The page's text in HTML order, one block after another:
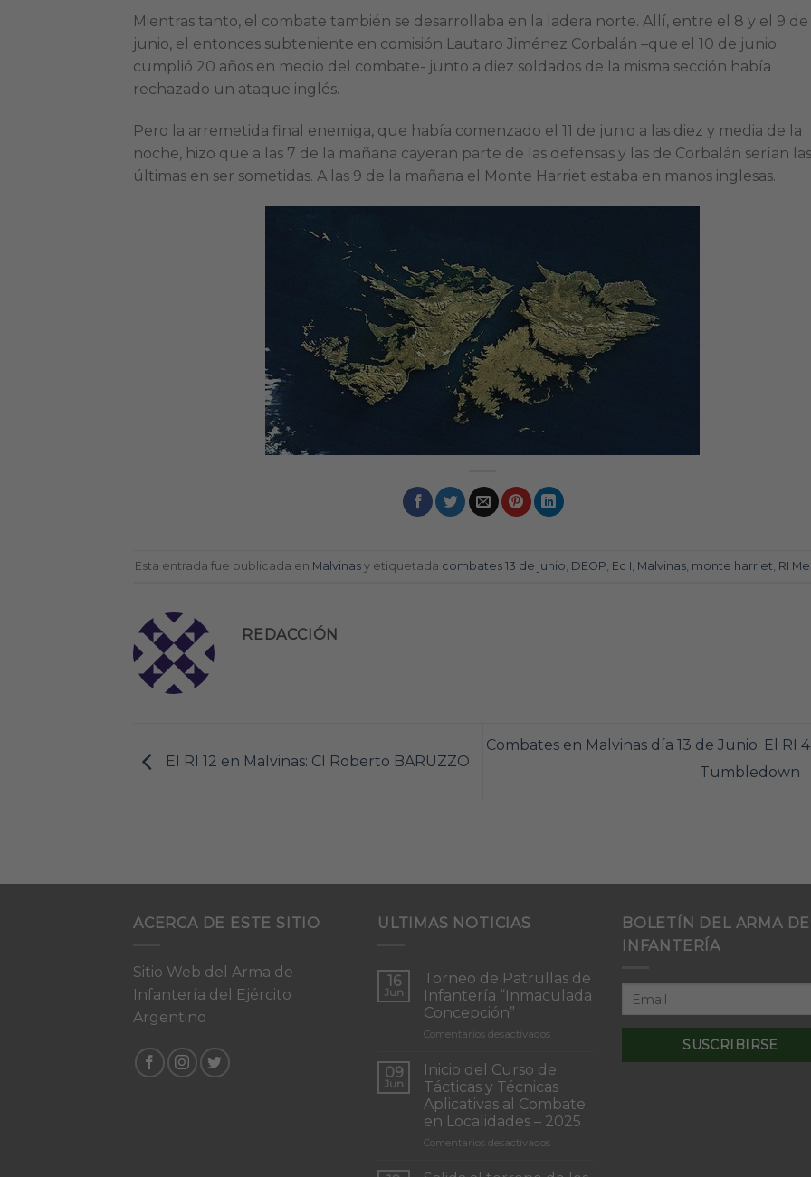
Mientras tanto, el combate también se desarrollaba en la ladera norte. Allí, entre el 8 y el 9 de
junio, el entonces subteniente en comisión Lautaro Jiménez Corbalán –que el 10 de junio
cumplió 20 años en medio del combate- junto a diez soldados de la misma sección había
rechazado un ataque inglés.
Pero la arremetida final enemiga, que había comenzado el 11 de junio a las diez y media de la
noche, hizo que a las 7 de la mañana cayeran parte de las defensas y las de Corbalán serían las
últimas en ser sometidas. A las 9 de la mañana el Monte Harriet estaba en manos inglesas.
Esta entrada fue publicada en Malvinas y etiquetada combates 13 de junio DEOP Ec I Malvinas monte harriet RI
REDACCIÓN
El RI 12 en Malvinas: CI Roberto BARUZZO
Combates en Malvinas día 13 de Junio: El RI
Tumbledown
ACERCA DE ESTE SITIO
Sitio Web del Arma de
Infantería del Ejército
Argentino
ULTIMAS NOTICIAS
16
Jun
Torneo de Patrullas de
Infantería “Inmaculada
Concepción”
Comentarios desactivadosen
de
de
Infantería
“Inmaculada
09
Jun
Inicio del Curso de
Tácticas y Técnicas
Aplicativas al Combate
en Localidades – 2025
Comentarios desactivadosen
del
BOLETÍN DEL ARMA DE
INFANTERÍA